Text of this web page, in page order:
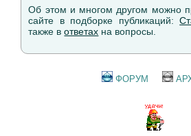
Об этом и многом другом можно
сайте в подборке публикаций:
также вответах на вопросы.
ФОРУМ